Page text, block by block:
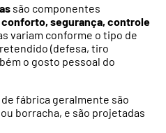
são componentes
conforto, segurança, controle
variam conforme o tipo de
(defesa, tiro
o gosto pessoal do
fábrica geralmente são
borracha, e são projetadas